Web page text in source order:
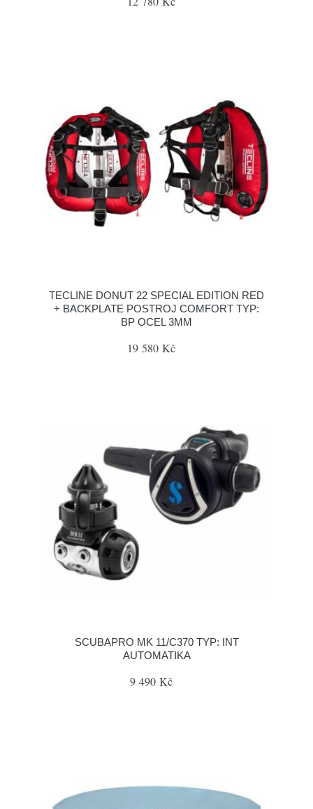
TECLINE DONUT 22 SPECIAL EDITION RED
+ BACKPLATE POSTROJ COMFORT TYP:
BP OCEL 3MM
19 580 Kč
SCUBAPRO MK 11/C370 TYP: INT
AUTOMATIKA
9 490 Kč